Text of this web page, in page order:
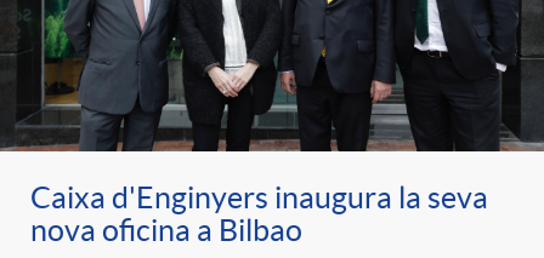
Caixa d'Enginyers inaugura la seva
nova oficina a Bilbao